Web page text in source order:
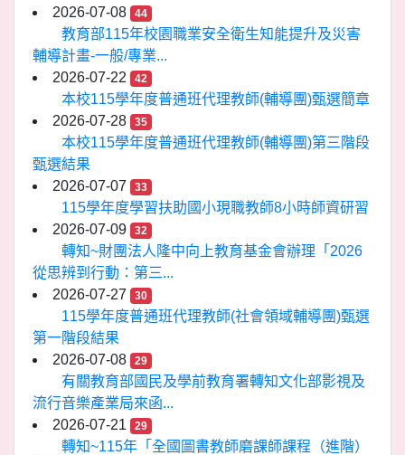
2026-07-08 44
教育部115年校園職業安全衛生知能提升及災害
輔導計畫-一般/專業...
2026-07-22
42
本校115學年度普通班代理教師(輔導團)甄選簡章
2026-07-28
35
本校115學年度普通班代理教師(輔導團)第三階段
甄選結果
2026-07-07
33
115學年度學習扶助國小現職教師8小時師資研習
2026-07-09
32
轉知~財團法人隆中向上教育基金會辦理「2026
從思辨到行動：第三...
2026-07-27
30
115學年度普通班代理教師(社會領域輔導團)甄選
第一階段結果
2026-07-08
29
有關教育部國民及學前教育署轉知文化部影視及
流行音樂產業局來函...
2026-07-21
29
轉知~115年「全國圖書教師磨課師課程（進階）